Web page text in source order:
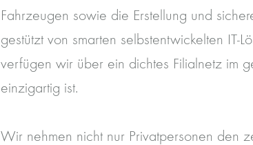
Fahrzeugen sowie die Erstellung und
gestützt von smarten selbstentwickelten IT-
verfügen wir über ein dichtes Filialnetz im
einzigartig ist.
Wir nehmen nicht nur Privatpersonen den